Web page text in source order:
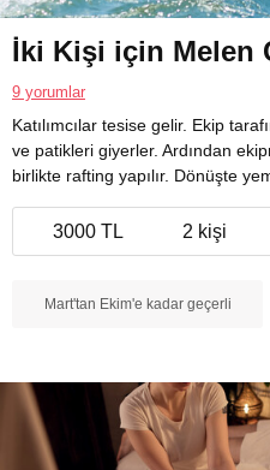
İki Kişi için Melen
9 yorumlar
Katılımcılar tesise gelir. Ekip
ve patikleri giyerler. Ardından
birlikte rafting yapılır. Dönüşte
3000 TL 2 kişi
Mart'tan Ekim'e kadar geçerli